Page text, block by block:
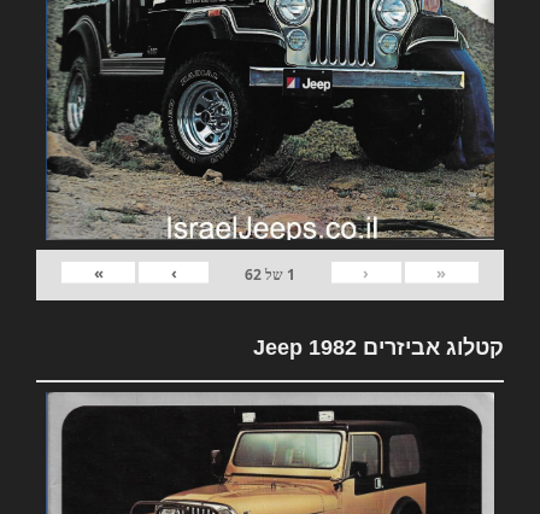
«
‹
1 של62
›
»
קטלוג אביזרים 1982 Jeep